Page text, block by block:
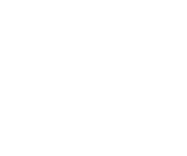
homöopathischer Erfahrung.